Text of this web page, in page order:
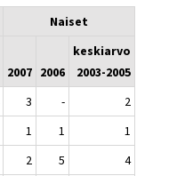
Naiset
2007 2006
keskiarvo
2003-2005
3 -
2
1 1
1
2 5
4